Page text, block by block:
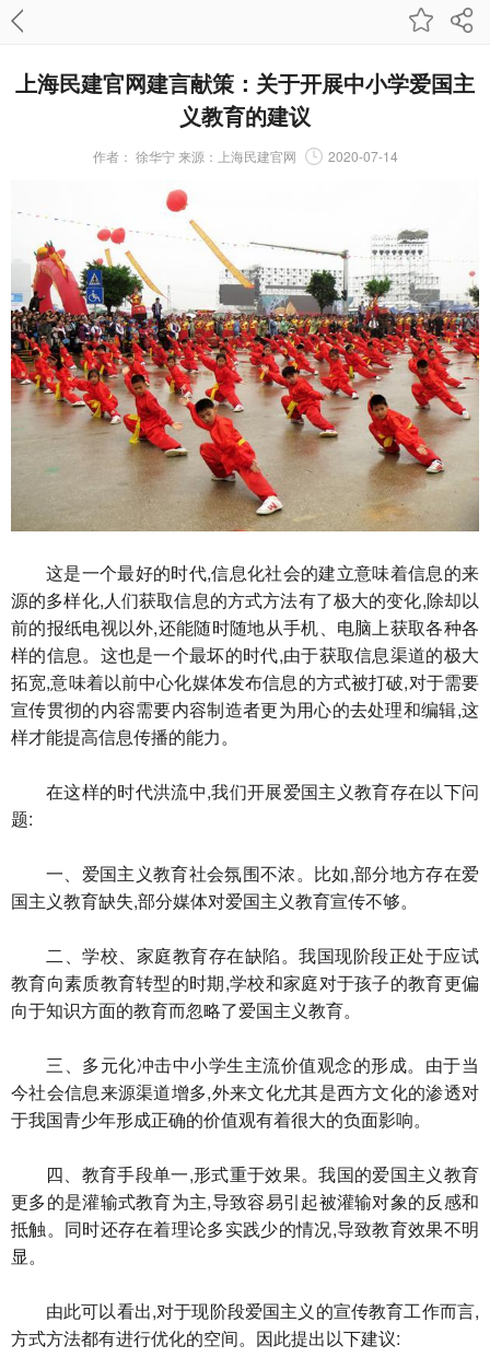
上海民建官网建言献策：关于开展中小学爱国主
义教育的建议
作者： 徐华宁 来源：上海民建官网 2020-07-14
这是一个最好的时代,信息化社会的建立意味着信息的来
源的多样化,人们获取信息的方式方法有了极大的变化,除却以
前的报纸电视以外,还能随时随地从手机、电脑上获取各种各
样的信息。这也是一个最坏的时代,由于获取信息渠道的极大
拓宽,意味着以前中心化媒体发布信息的方式被打破,对于需要
宣传贯彻的内容需要内容制造者更为用心的去处理和编辑,这
样才能提高信息传播的能力。
在这样的时代洪流中,我们开展爱国主义教育存在以下问
题:
一、爱国主义教育社会氛围不浓。比如,部分地方存在爱
国主义教育缺失,部分媒体对爱国主义教育宣传不够。
二、学校、家庭教育存在缺陷。我国现阶段正处于应试
教育向素质教育转型的时期,学校和家庭对于孩子的教育更偏
向于知识方面的教育而忽略了爱国主义教育。
三、多元化冲击中小学生主流价值观念的形成。由于当
今社会信息来源渠道增多,外来文化尤其是西方文化的渗透对
于我国青少年形成正确的价值观有着很大的负面影响。
四、教育手段单一,形式重于效果。我国的爱国主义教育
更多的是灌输式教育为主,导致容易引起被灌输对象的反感和
抵触。同时还存在着理论多实践少的情况,导致教育效果不明
显。
由此可以看出,对于现阶段爱国主义的宣传教育工作而言,
方式方法都有进行优化的空间。因此提出以下建议: